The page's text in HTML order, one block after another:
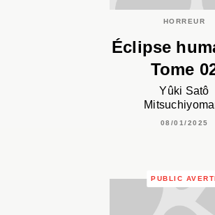
HORREUR
Éclipse
Tome
Yûki Satô
08/01/2025
PUBLIC AVERTI